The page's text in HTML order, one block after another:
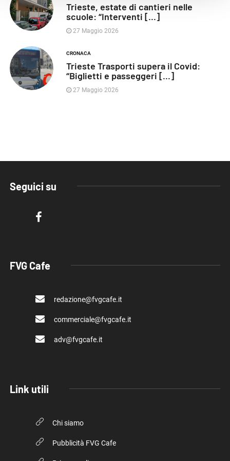
Trieste, estate di cantieri nelle
scuole: “Interventi [...]
27 Maggio 2026
CRONACA
Trieste Trasporti supera il Covid:
“Biglietti e passeggeri [...]
27 Maggio 2026
Seguici su
FVG Cafe
redazione@fvgcafe.it
commerciale@fvgcafe.it
adv@fvgcafe.it
Link utili
Chi siamo
Pubblicità FVG Cafe